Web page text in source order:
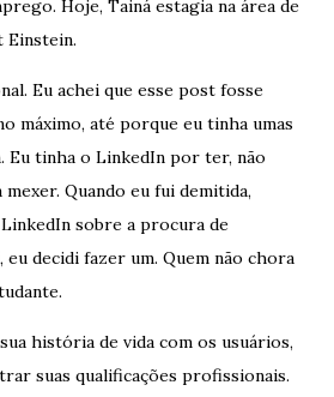
Hoje, Tainá estagia na área de
Einstein.
Eu achei que esse post fosse
máximo, até porque eu tinha umas
Eu tinha o LinkedIn por ter, não
mexer. Quando eu fui demitida,
sobre a procura de
decidi fazer um. Quem não chora
história de vida com os usuários,
suas qualificações profissionais.